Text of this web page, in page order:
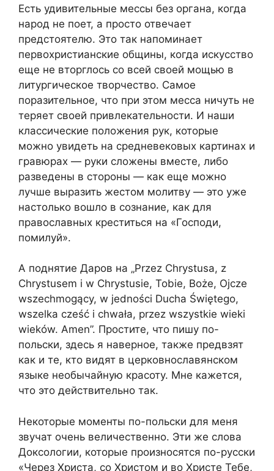
Есть удивительные мессы без органа, когда
народ не поет, а просто отвечает
предстоятелю. Это так напоминает
первохристианские общины, когда искусство
еще не вторглось со всей своей мощью в
литургическое творчество. Самое
поразительное, что при этом месса ничуть не
теряет своей привлекательности. И наши
классические положения рук, которые
можно увидеть на средневековых картинах и
гравюрах — руки сложены вместе, либо
разведены в стороны — как еще можно
лучше выразить жестом молитву — это уже
настолько вошло в сознание, как для
православных креститься на «Господи,
помилуй».
А поднятие Даров на „Przez Chrystusa, z
Chrystusem i w Chrystusie, Tobie, Boże, Ojcze
wszechmogący, w jedności Ducha Świętego,
wszelka cześć i chwała, przez wszystkie wieki
wieków. Amen”. Простите, что пишу по-
польски, здесь я наверное, также предвзят
как и те, кто видят в церковнославянском
языке необычайную красоту. Мне кажется,
что это действительно так.
Некоторые моменты по-польски для меня
звучат очень величественно. Эти же слова
Доксологии, которые произносятся по-русски
«Через Христа, со Христом и во Христе Тебе,